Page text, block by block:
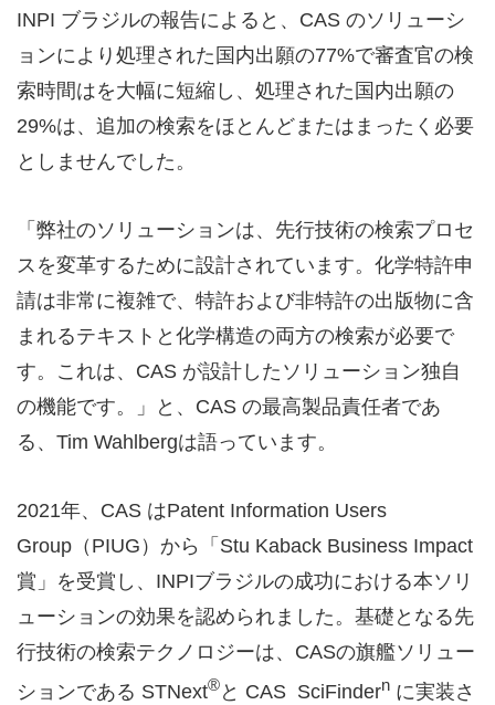
INPI ブラジルの報告によると、CAS のソリューシ
ョンにより処理された国内出願の77%で審査官の検
索時間はを大幅に短縮し、処理された国内出願の
29%は、追加の検索をほとんどまたはまったく必要
としませんでした。
「弊社のソリューションは、先行技術の検索プロセ
スを変革するために設計されています。化学特許申
請は非常に複雑で、特許および非特許の出版物に含
まれるテキストと化学構造の両方の検索が必要で
す。これは、CAS が設計したソリューション独自
の機能です。」と、CAS の最高製品責任者であ
る、Tim Wahlbergは語っています。
2021年、CAS はPatent Information Users
Group（PIUG）から「Stu Kaback Business Impact
賞」を受賞し、INPIブラジルの成功における本ソリ
ューションの効果を認められました。基礎となる先
行技術の検索テクノロジーは、CASの旗艦ソリュー
ションである STNext®と CAS SciFindern に実装さ